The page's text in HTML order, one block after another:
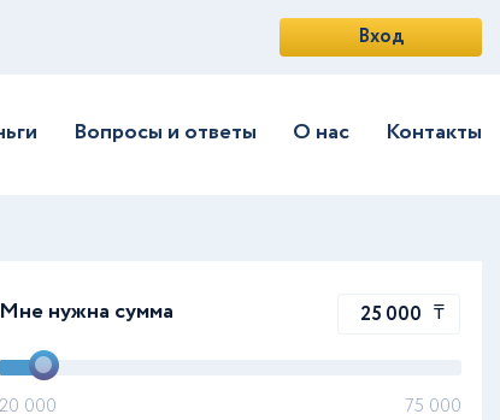
Вход
Вопросы и ответы О нас Контакты
Мне нужна сумма ₸
20 000 75 000